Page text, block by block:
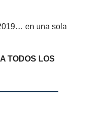
en una sola
TODOS LOS